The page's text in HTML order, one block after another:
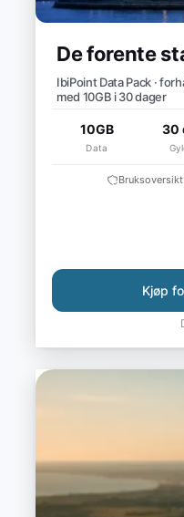
De forente
IbiPoint Data Pack ·
med 10GB i 30 dager
10GB
Data
30
Bruksoversikt
Kjøp